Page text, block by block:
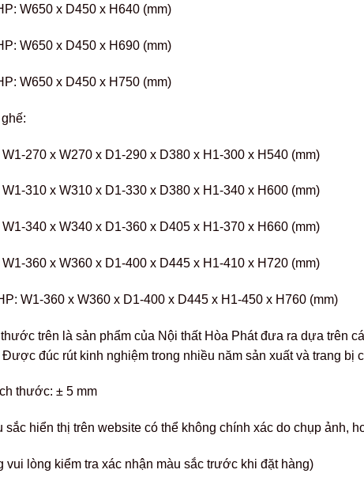
W650 x D450 x H640 (mm)
W650 x D450 x H690 (mm)
W650 x D450 x H750 (mm)
270 x W270 x D1-290 x D380 x H1-300 x H540 (mm)
310 x W310 x D1-330 x D380 x H1-340 x H600 (mm)
340 x W340 x D1-360 x D405 x H1-370 x H660 (mm)
360 x W360 x D1-400 x D445 x H1-410 x H720 (mm)
W1-360 x W360 x D1-400 x D445 x H1-450 x H760 (mm)
trên là sản phẩm của Nội thất Hòa Phát đưa ra dựa trên
đúc rút kinh nghiệm trong nhiều năm sản xuất và trang bị
thước: ± 5 mm
sắc hiển thị trên website có thể không chính xác do chụp ảnh,
vui lòng kiểm tra xác nhận màu sắc trước khi đặt hàng)